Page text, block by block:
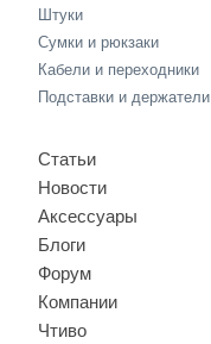
Штуки
Сумки и рюкзаки
Кабели и переходники
Подставки и держатели
Статьи
Новости
Аксессуары
Блоги
Форум
Компании
Чтиво